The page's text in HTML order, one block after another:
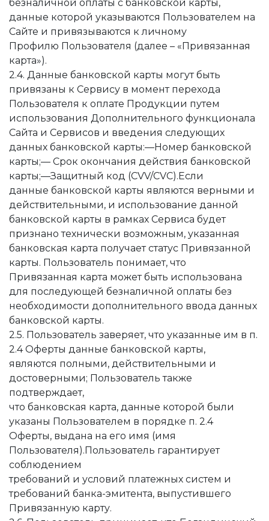
безналичной оплаты с банковской карты,
данные которой указываются Пользователем на
Сайте и привязываются к личному
Профилю Пользователя (далее – «Привязанная
карта»).
2.4. Данные банковской карты могут быть
привязаны к Сервису в момент перехода
Пользователя к оплате Продукции путем
использования Дополнительного функционала
Сайта и Сервисов и введения следующих
данных банковской карты:—Номер банковской
карты;— Срок окончания действия банковской
карты;—Защитный код (CVV/CVC).Если
данные банковской карты являются верными и
действительными, и использование данной
банковской карты в рамках Сервиса будет
признано технически возможным, указанная
банковская карта получает статус Привязанной
карты. Пользователь понимает, что
Привязанная карта может быть использована
для последующей безналичной оплаты без
необходимости дополнительного ввода данных
банковской карты.
2.5. Пользователь заверяет, что указанные им в п.
2.4 Оферты данные банковской карты,
являются полными, действительными и
достоверными; Пользователь также
подтверждает,
что банковская карта, данные которой были
указаны Пользователем в порядке п. 2.4
Оферты, выдана на его имя (имя
Пользователя).Пользователь гарантирует
соблюдением
требований и условий платежных систем и
требований банка-эмитента, выпустившего
Привязанную карту.